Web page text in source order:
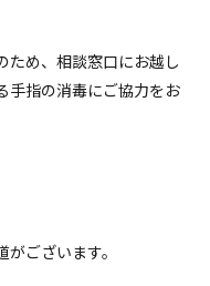
ため、相談窓口にお越し
手指の消毒にご協力をお
ございます。